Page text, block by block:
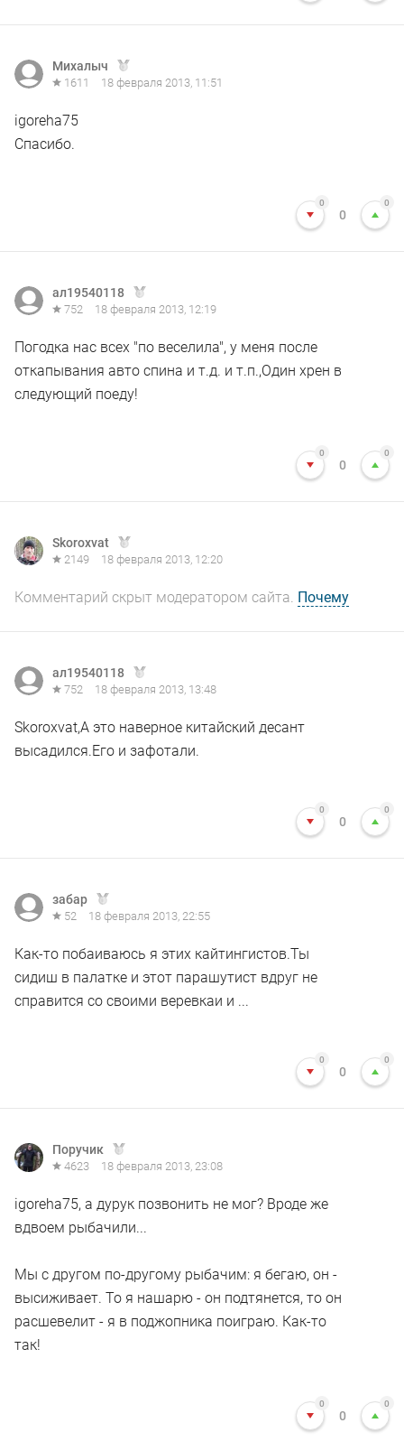
Михалыч
1611 18 февраля 2013, 11:51
igoreha75
Спасибо.
0
0
0
ал19540118
752 18 февраля 2013, 12:19
Погодка нас всех "по веселила", у меня после
откапывания авто спина и т.д. и т.п.,Один хрен в
следующий поеду!
0
0
0
Skoroxvat
2149 18 февраля 2013, 12:20
Комментарий скрыт модератором сайта. Почему
ал19540118
752 18 февраля 2013, 13:48
Skoroxvat,А это наверное китайский десант
высадился.Его и зафотали.
0
0
0
забар
52 18 февраля 2013, 22:55
Как-то побаиваюсь я этих кайтингистов.Ты
сидиш в палатке и этот парашутист вдруг не
справится со своими веревкаи и ...
0
0
0
Поручик
4623 18 февраля 2013, 23:08
igoreha75, а дурук позвонить не мог? Вроде же
вдвоем рыбачили...
Мы с другом по-другому рыбачим: я бегаю, он -
высиживает. То я нашарю - он подтянется, то он
расшевелит - я в поджопника поиграю. Как-то
так!
0
0
0